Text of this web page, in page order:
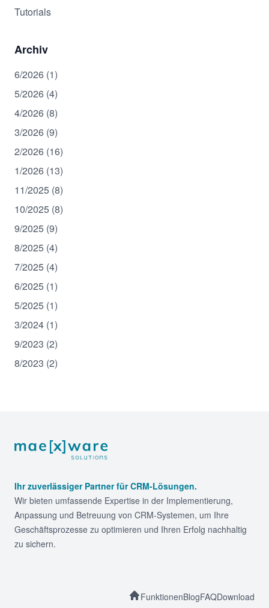
Tutorials
Archiv
6/2026 (1)
5/2026 (4)
4/2026 (8)
3/2026 (9)
2/2026 (16)
1/2026 (13)
11/2025 (8)
10/2025 (8)
9/2025 (9)
8/2025 (4)
7/2025 (4)
6/2025 (1)
5/2025 (1)
3/2024 (1)
9/2023 (2)
8/2023 (2)
Footer
Ihr zuverlässiger Partner für CRM-Lösungen.
Wir bieten umfassende Expertise in der Implementierung,
Anpassung und Betreuung von CRM-Systemen, um Ihre
Geschäftsprozesse zu optimieren und Ihren Erfolg nachhaltig
zu sichern.
FunktionenBlogFAQDownload